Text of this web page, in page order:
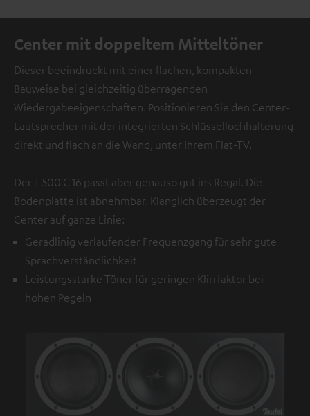
Center mit doppeltem Mitteltöner
Dieser beeindruckt mit einer flachen, kompakten
Bauweise bei gleichzeitig überragenden
Wiedergabeeigenschaften. Positionieren Sie den Center-
Lautsprecher mit der integrierten Schlüssellochhalterung
direkt und flach an die Wand, unter Ihrem Flat-TV.
Der T 500 C 16 passt aber genauso gut ins Regal. Die
Bodenplatte ist abnehmbar. Klanglich überzeugt der
Center auf ganze Linie:
Geradlinig verlaufender Frequenzgang für sehr gute
Sprachverständlichkeit
Leistungsstarke Töner für geringen Klirrfaktor bei
hohen Pegeln